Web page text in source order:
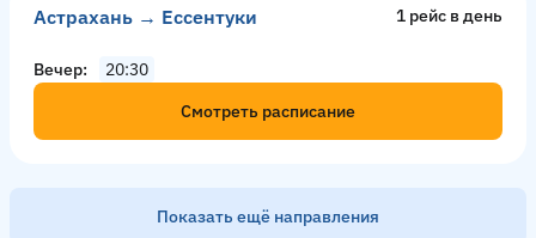
Астрахань → Ессентуки 1 рейс в день
Вечер
20:30
Смотреть расписание
Показать ещё направления